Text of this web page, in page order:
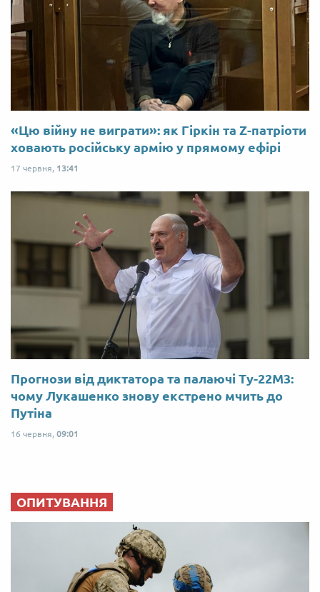
«Цю війну не виграти»: як Гіркін та Z-патріоти
ховають російську армію у прямому ефірі
17 червня, 13:41
Прогнози від диктатора та палаючі Ту-22М3:
чому Лукашенко знову екстрено мчить до
Путіна
16 червня, 09:01
ОПИТУВАННЯ